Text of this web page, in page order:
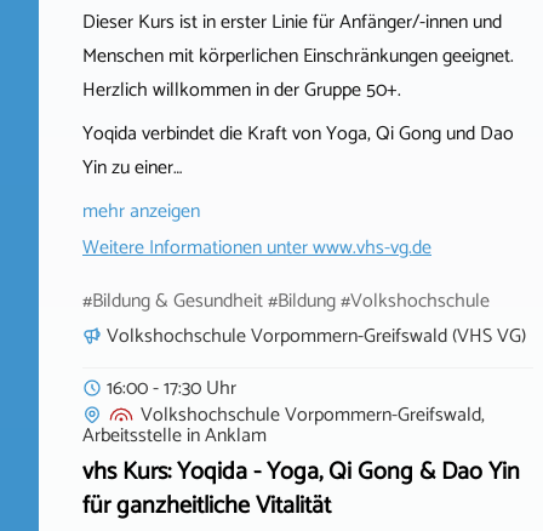
Dieser Kurs ist in erster Linie für Anfänger/-innen und
Menschen mit körperlichen Einschränkungen geeignet.
Herzlich willkommen in der Gruppe 50+.
Yoqida verbindet die Kraft von Yoga, Qi Gong und Dao
Yin zu einer…
mehr anzeigen
Weitere Informationen unterwww.vhs-vg.de
#Bildung & Gesundheit #Bildung #Volkshochschule
Volkshochschule Vorpommern-Greifswald (VHS VG)
16:00 - 17:30 Uhr
Volkshochschule Vorpommern-Greifswald,
ArbeitsstelleinAnklam
vhs Kurs: Yoqida - Yoga, Qi Gong & Dao Yin
für ganzheitliche Vitalität